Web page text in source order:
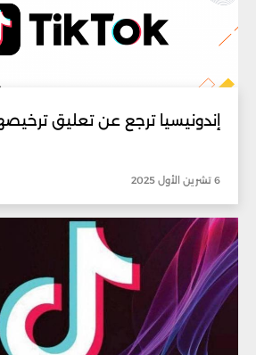
إندونيسيا ترجع عن تعليق
6 تشرين الأول 2025